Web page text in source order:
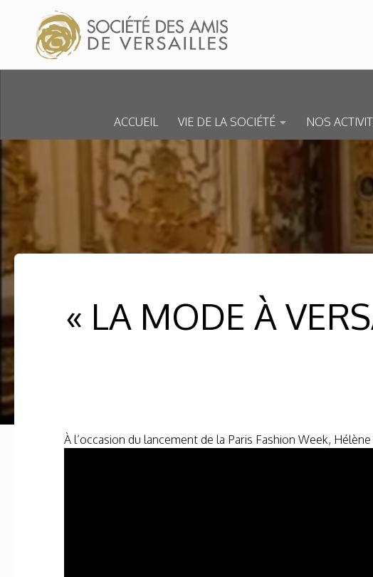
Skip to content
ACCUEIL VIE DE LA SOCIÉTÉ NOS
« LA MODE À
À l’occasion du lancement de la Paris Fashion Week,